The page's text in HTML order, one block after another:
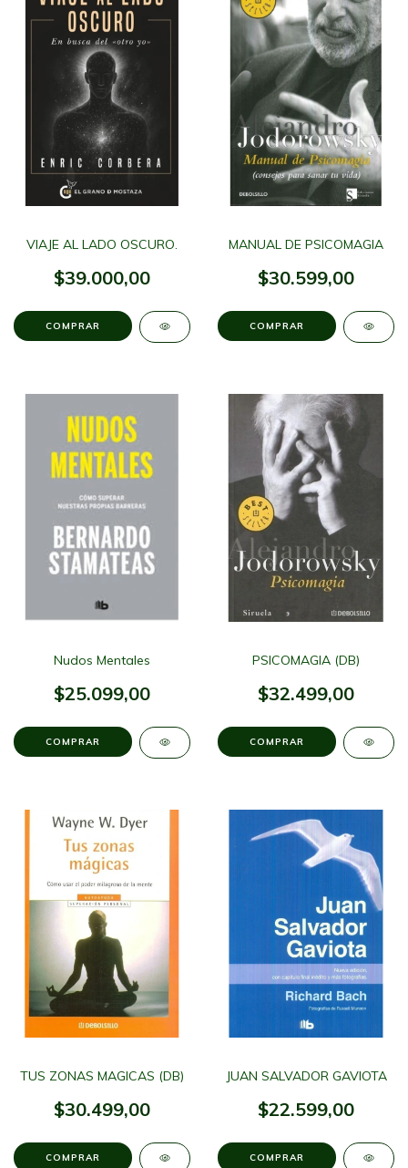
VIAJE AL LADO OSCURO.
$39.000,00
MANUAL DE PSICOMAGIA
$30.599,00
Nudos Mentales
$25.099,00
PSICOMAGIA (DB)
$32.499,00
TUS ZONAS MAGICAS (DB)
$30.499,00
JUAN SALVADOR GAVIOTA
$22.599,00